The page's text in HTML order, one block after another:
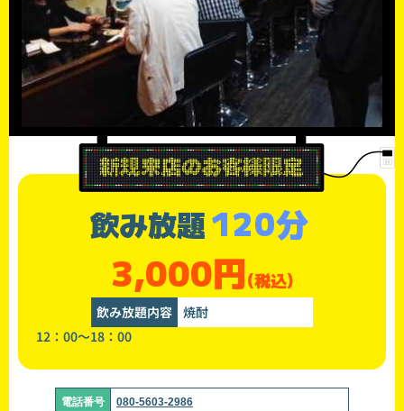
飲み放題120分
3,000円(税込)
飲み放題内容 焼酎
12：00～18：00
電話番号 080-5603-2986